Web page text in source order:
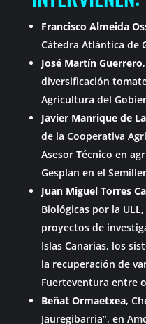
Francisco Almeida
Cátedra Atlántica de
José Martín Guerrero
diversificación
Agricultura del
Javier Manrique de
de la Cooperativa
Asesor Técnico en
Gesplan en el
Juan Miguel Torres
Biológicas por la
proyectos de
Islas Canarias, los
la recuperación de
Fuerteventura entre
Beñat Ormaetxea,
Jauregibarria”, en